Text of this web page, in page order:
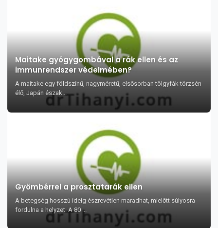
Maitake gyógygombával a rák ellen és az
immunrendszer védelmében?
A maitake egy földszínű, nagyméretű, elsősorban tölgyfák törzsén
élő, Japán észak...
Gyömbérrel a prosztatarák ellen
A betegség hosszú ideig észrevétlen maradhat, mielőtt súlyosra
fordulna a helyzet. A 80 ...